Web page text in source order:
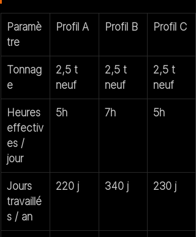
Paramè
tre
Profil A Profil B Profil C
Tonnag
e
2,5 t
neuf
2,5 t
neuf
2,5 t
neuf
Heures
effectiv
es /
jour
5h 7h 5h
Jours
travaillé
s / an
220 j 340 j 230 j